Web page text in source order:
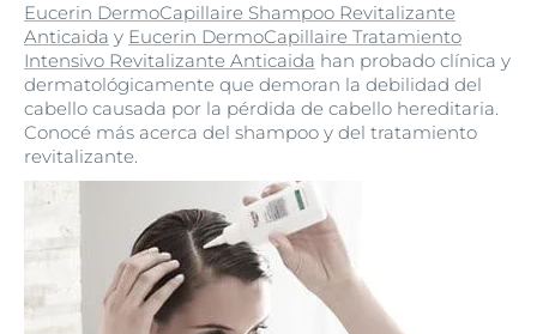
Eucerin DermoCapillaire Shampoo Revitalizante
Anticaida y Eucerin DermoCapillaire Tratamiento
Intensivo Revitalizante Anticaida han probado clínica y
dermatológicamente que demoran la debilidad del
cabello causada por la pérdida de cabello hereditaria.
Conocé más acerca del shampoo y del tratamiento
revitalizante.